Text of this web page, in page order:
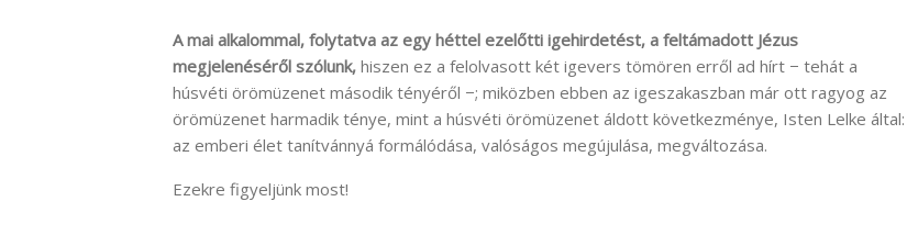
A mai alkalommal, folytatva az egy héttel ezelőtti igehirdetést, a feltámadott Jézus
megjelenéséről szólunk, hiszen ez a felolvasott két igevers tömören erről ad hírt − tehát a
húsvéti örömüzenet második tényéről −; miközben ebben az igeszakaszban már ott ragyog az
örömüzenet harmadik ténye, mint a húsvéti örömüzenet áldott következménye, Isten Lelke által:
az emberi élet tanítvánnyá formálódása, valóságos megújulása, megváltozása.
Ezekre figyeljünk most!